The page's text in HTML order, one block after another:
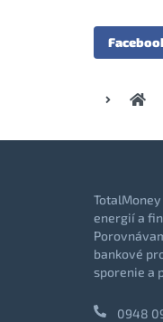
energií a
bankové
sporenie a
0948